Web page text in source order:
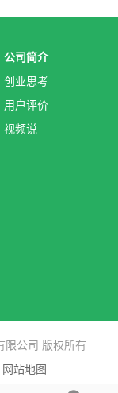
公司简介
创业思考
用户评价
视频说
限公司 版权所有
网站地图